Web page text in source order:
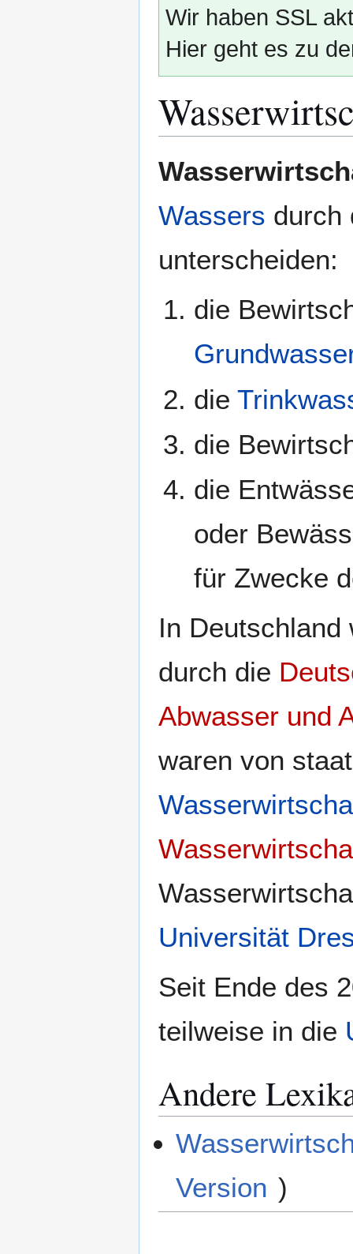
Wir haben SSL
Hier geht es zu
Navigation
Suche
Wassers
unterscheiden:
die
die
die
die
oder
für Zwecke
In Deutschland
durch die
Abwasser und
waren von
Universität
Seit Ende des
teilweise in die
Andere
Version )